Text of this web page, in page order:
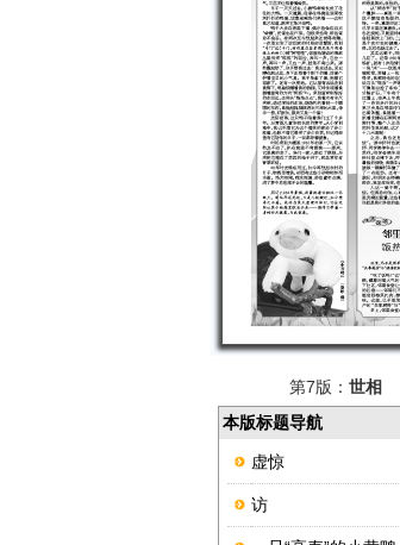
第7版： 世相
本版标题导航
虚惊
访